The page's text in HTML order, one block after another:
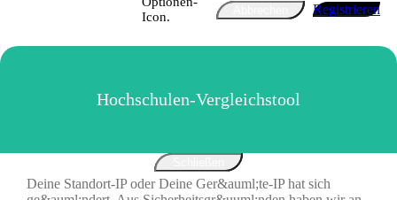
Registrieren
Hochschulen-Vergleichstool
Deine Standort-IP oder Deine Ger&auml;te-IP hat sich